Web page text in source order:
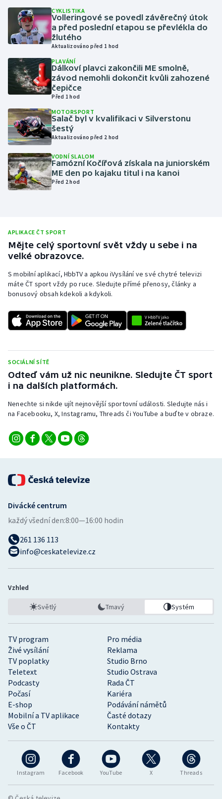
Judo
Krasobruslení
Lyže a snowboard
Moderní pětiboj
Motorsport
Olympijské hry
Parasport
Ragby
Rychlostní kanoistika
Short track
Stolní tenis
Triatlon
Veslování
Vodní slalom
Volejbal
Ostatní
CYKLISTIKA
Volleringové se povedl závěrečný útok
a před poslední etapou se převlékla do
žlutého
Aktualizováno před 1 hod
PLAVÁNÍ
Dálkoví plavci zakončili ME smolně,
závod nemohli dokončit kvůli zahozené
čepičce
Před 1 hod
MOTORSPORT
Salač byl v kvalifikaci v Silverstonu
šestý
Aktualizováno před 2 hod
VODNÍ SLALOM
Famózní Kočířová získala na juniorském
ME den po kajaku titul i na kanoi
Před 2 hod
APLIKACE ČT SPORT
Mějte celý sportovní svět vždy u sebe i na
velké obrazovce.
S mobilní aplikací, HbbTV a apkou iVysílání ve své chytré televizi
máte ČT sport vždy po ruce. Sledujte přímé přenosy, články a
bonusový obsah kdekoli a kdykoli.
SOCIÁLNÍ SÍTĚ
Odteď vám už nic neunikne. Sledujte ČT sport
i na dalších platformách.
Nenechte si nikde ujít nejnovější sportovní události. Sledujte nás i
na Facebooku, X, Instagramu, Threads či YouTube a buďte v obraze.
Instagram Facebook YouTube X Threads
TV program
Pro média
Živé vysílání
Reklama
TV poplatky
Studio Brno
Teletext
Studio Ostrava
Podcasty
Rada ČT
Počasí
Kariéra
E-shop
Podávání námětů
Mobilní a TV aplikace
Časté dotazy
Vše o ČT
Kontakty
Divácké centrum
každý všední den:8:00—16:00 hodin
261 136 113
info@ceskatelevize.cz
Vzhled
Světlý Tmavý Systém